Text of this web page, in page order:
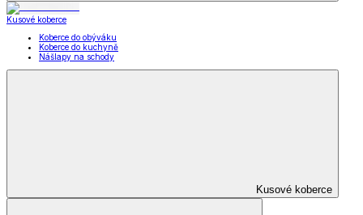
Kusové koberce
Koberce do obýváku
Koberce do kuchyně
Nášlapy na schody
Kusové koberce